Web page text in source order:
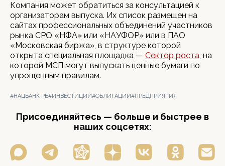
Компания может обратиться за консультацией к
организаторам выпуска. Их список размещен на
сайтах профессиональных объединений участников
рынка СРО «НФА» или «НАУФОР» или в ПАО
«Московская биржа», в структуре которой
открыта специальная площадка — Сектор роста, на
которой МСП могут выпускать ценные бумаги по
упрощенным правилам.
#НАЦБАНК РБ#ИНВЕСТИЦИИ#ОБЛИГАЦИИ#ПРЕДПРИЯТИЯ
Присоединяйтесь — больше и быстрее в
наших соцсетях: